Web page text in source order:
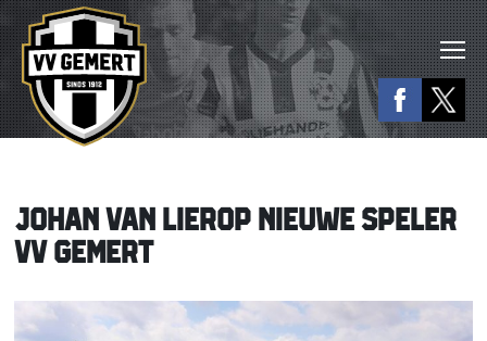
JOHAN VAN LIEROP NIEUWE SPELER
VV GEMERT